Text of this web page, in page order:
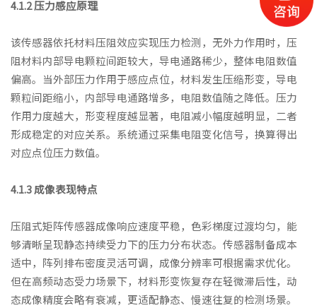
4.1.2 压力感应原理
该传感器依托材料压阻效应实现压力检测，无外力作用时，压
阻材料内部导电颗粒间距较大，导电通路稀少，整体电阻数值
偏高。当外部压力作用于感应点位，材料发生压缩形变，导电
颗粒间距缩小，内部导电通路增多，电阻数值随之降低。压力
作用力度越大，形变程度越显著，电阻减小幅度越明显，二者
形成稳定的对应关系。系统通过采集电阻变化信号，换算得出
对应点位压力数值。
4.1.3 成像表现特点
压阻式矩阵传感器成像响应速度平稳，色彩梯度过渡均匀，能
够清晰呈现静态持续受力下的压力分布状态。传感器制备成本
适中，阵列排布密度灵活可调，成像分辨率可根据需求优化。
但在高频动态受力场景下，材料形变恢复存在轻微滞后性，动
态成像精度会略有衰减，更适配静态、慢速往复的检测场景。